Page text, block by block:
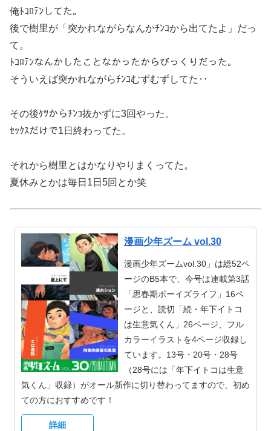
俺ﾄｺﾛﾃﾝしてた。
後で樹里が「突かれながらなんかﾁﾝｺから出てたよ」だっ
て。
ﾄｺﾛﾃﾝなんかしたことなかったからびっくりだった。
そういえば突かれながらﾁﾝｺむずむずしてた‥
その後ｹﾂからﾁﾝｺ抜かずに3回やった。
ｾｯｸｽだけで1日終わってた。
それから樹里とはかなりやりまくってた。
夏休みとかは毎日1日5回とか笑
漫画少年ズーム vol.30
漫画少年ズームvol.30」は総52ペ
ージのB5本で、今号は連載第3話
「思春期ボーイズライフ」16ペ
ージと、読切「続・年下イトコ
は生意気くん」26ページ、フル
カラーイラストを4ページ収録し
ています。13号・20号・28号
（28号には「年下イトコは生意
気くん」収録）がオール新作に切り替わってますので、初め
ての方におすすめです！
詳細